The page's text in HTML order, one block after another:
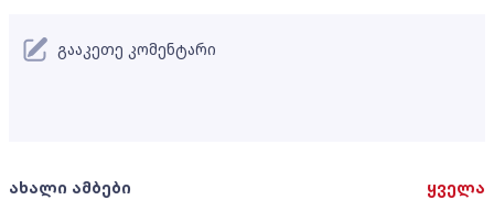
ახალი ამბები ყველა
გააკეთე კომენტარი